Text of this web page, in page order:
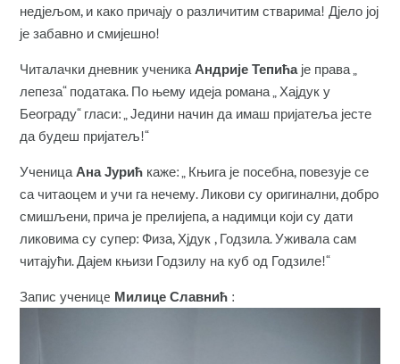
недјељом, и како причају о различитим стварима! Дјело јој
је забавно и смијешно!
Читалачки дневник ученикаАндрије Тепића је права „
лепеза“ података. По њему идеја романа „ Хајдук у
Београду“ гласи: „ Једини начин да имаш пријатеља јесте
да будеш пријатељ!“
УченицаАна Јурић каже: „ Књига је посебна, повезује се
са читаоцем и учи га нечему. Ликови су оригинални, добро
смишљени, прича је прелијепа, а надимци који су дати
ликовима су супер: Физа, Хјдук , Годзила. Уживала сам
читајући. Дајем књизи Годзилу на куб од Годзиле!“
Запис ученицe Милице Славнић :